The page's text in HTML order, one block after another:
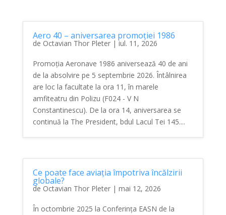
Aero 40 – aniversarea promoției 1986
de Octavian Thor Pleter|iul. 11, 2026
Promoția Aeronave 1986 aniversează 40 de ani
de la absolvire pe 5 septembrie 2026. Întâlnirea
are loc la facultate la ora 11, în marele
amfiteatru din Polizu (F024 - V N
Constantinescu). De la ora 14, aniversarea se
continuă la The President, bdul Lacul Tei 145....
Ce poate face aviația împotriva încălzirii
globale?
de Octavian Thor Pleter| mai 12, 2026
În octombrie 2025 la Conferința EASN de la